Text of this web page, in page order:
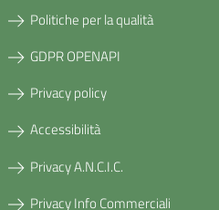
Politiche per la qualità
GDPR OPENAPI
Privacy policy
Accessibilità
Privacy A.N.C.I.C.
Privacy Info Commerciali